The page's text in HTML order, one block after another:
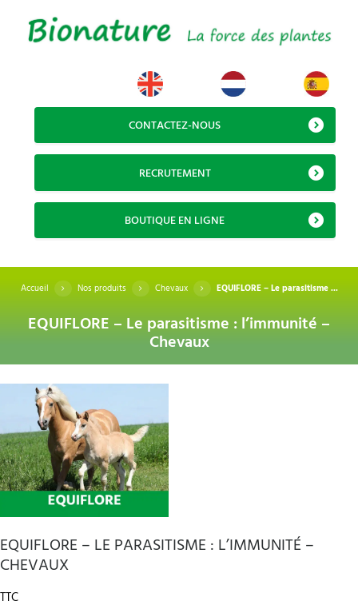
CONTACTEZ-NOUS
RECRUTEMENT
BOUTIQUE EN LIGNE
Accueil Nos produits Chevaux EQUIFLORE – Le parasitisme ...
EQUIFLORE – Le parasitisme : l’immunité –
Chevaux
EQUIFLORE – LE PARASITISME : L’IMMUNITÉ –
CHEVAUX
TTC